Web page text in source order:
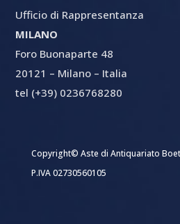
Ufficio di Rappresentanza
MILANO
Foro Buonaparte 48
20121 – Milano – Italia
tel (+39) 0236768280
Copyright© Aste di Antiquariato
P.IVA 02730560105